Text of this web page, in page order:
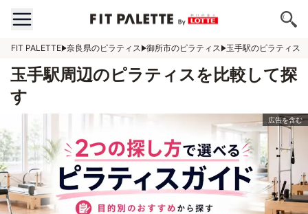
FIT PALETTE 奈良県のピラティス 御所市のピラティス 玉手駅のピラティス
玉手駅周辺のピラティスを比較して探
す